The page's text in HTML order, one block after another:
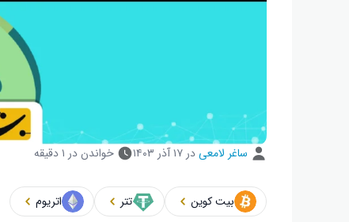
ساغر لامعیدر ۱۷ آذر ۱۴۰۳ خواندن در ۱ دقیقه
بیت کوین تتر اتریوم